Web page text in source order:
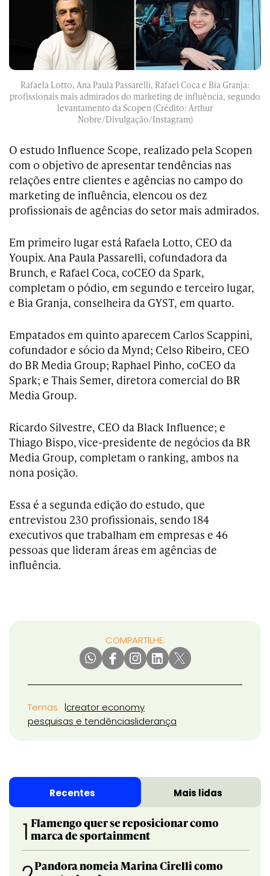
Rafaela Lotto, Ana Paula Passarelli, Rafael Coca e Bia Granja:
profissionais mais admirados do marketing de influência, segundo
levantamento da Scopen (Crédito: Arthur
Nobre/Divulgação/Instagram)
O estudo Influence Scope, realizado pela Scopen
com o objetivo de apresentar tendências nas
relações entre clientes e agências no campo do
marketing de influência, elencou os dez
profissionais de agências do setor mais admirados.
Em primeiro lugar está Rafaela Lotto, CEO da
Youpix. Ana Paula Passarelli, cofundadora da
Brunch, e Rafael Coca, coCEO da Spark,
completam o pódio, em segundo e terceiro lugar,
e Bia Granja, conselheira da GYST, em quarto.
Empatados em quinto aparecem Carlos Scappini,
cofundador e sócio da Mynd; Celso Ribeiro, CEO
do BR Media Group; Raphael Pinho, coCEO da
Spark; e Thais Semer, diretora comercial do BR
Media Group.
Ricardo Silvestre, CEO da Black Influence; e
Thiago Bispo, vice-presidente de negócios da BR
Media Group, completam o ranking, ambos na
nona posição.
Essa é a segunda edição do estudo, que
entrevistou 230 profissionais, sendo 184
executivos que trabalham em empresas e 46
pessoas que lideram áreas em agências de
influência.
COMPARTILHE:
Temas
creator economy
pesquisas e tendênciasliderança
Recentes Mais lidas
1 Flamengo quer se reposicionar como
marca de sportainment
Pandora nomeia Marina Cirelli como